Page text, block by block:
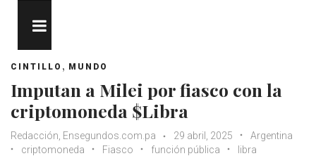
CINTILLO , MUNDO
Imputan a Milei por fiasco con la
criptomoneda $Libra
Redacción, Ensegundos.com.pa 29 abril, 2025
Argentina
criptomoneda
Fiasco función pública libra